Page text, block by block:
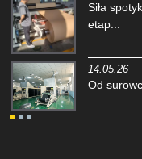
Siła
etap...
14.05.26
Od